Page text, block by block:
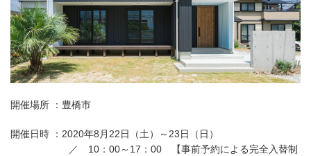
開催場所 ：豊橋市
開催日時 ：2020年8月22日（土）～23日（日）
／ 10：00～17：00 【事前予約による完全入替制